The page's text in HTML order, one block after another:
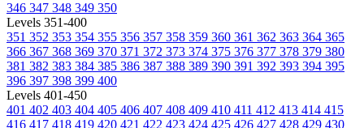
346 347 348 349 350
Levels 351-400
351 352 353 354 355 356 357 358 359 360 361 362 363 364 365
366 367 368 369 370 371 372 373 374 375 376 377 378 379 380
381 382 383 384 385 386 387 388 389 390 391 392 393 394 395
396 397 398 399 400
Levels 401-450
401 402 403 404 405 406 407 408 409 410 411 412 413 414 415
416 417 418 419 420 421 422 423 424 425 426 427 428 429 430